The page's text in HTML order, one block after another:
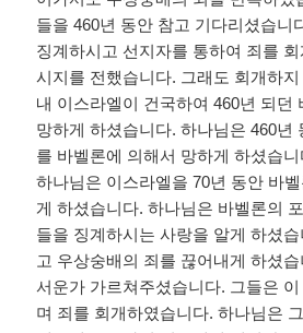
들을460년 동안 참고 기다리셨습니
징계하시고 선지자를 통하여 죄를 회
시지를 전했습니다. 그래도 회개하
내 이스라엘이 건국하여460년 되던
망하게 하셨습니다.하나님은460년
를 바벨론에 의해서 망하게 하셨습니
하나님은 이스라엘을70년 동안 바
게 하셨습니다.하나님은 바벨론의
들을 징계하시는 사랑을 알게 하셨
고 우상숭배의 죄를 끊어내게 하셨
서운가 가르쳐주셨습니다. 그들은
며 죄를 회개하였습니다.하나님은